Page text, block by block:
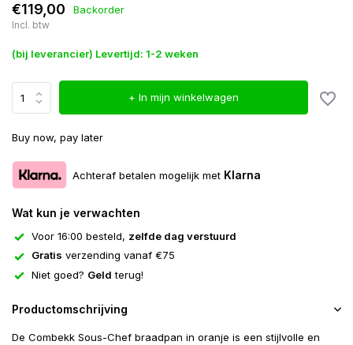
€119,00 Backorder
Incl. btw
(bij leverancier) Levertijd: 1-2 weken
+ In mijn winkelwagen
Buy now, pay later
Achteraf betalen mogelijk met Klarna
Wat kun je verwachten
Voor 16:00 besteld, zelfde dag verstuurd
Gratis verzending vanaf €75
Niet goed? Geld terug!
Productomschrijving
De Combekk Sous-Chef braadpan in oranje is een stijlvolle en